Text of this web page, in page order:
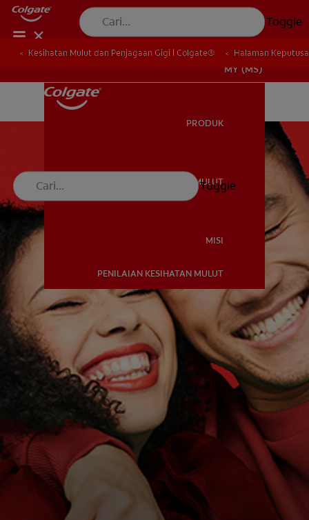
Toggle
KESIHATAN MULUT
MISI
PENILAIAN KESIHATAN MULUT
MY (MS)
MY (MS)
PRODUK
KESIHATAN MULUT
MISI
PENILAIAN KESIHATAN MULUT
Toggle
Kesihatan Mulut dan Penjagaan Gigi | Colgate® Halaman